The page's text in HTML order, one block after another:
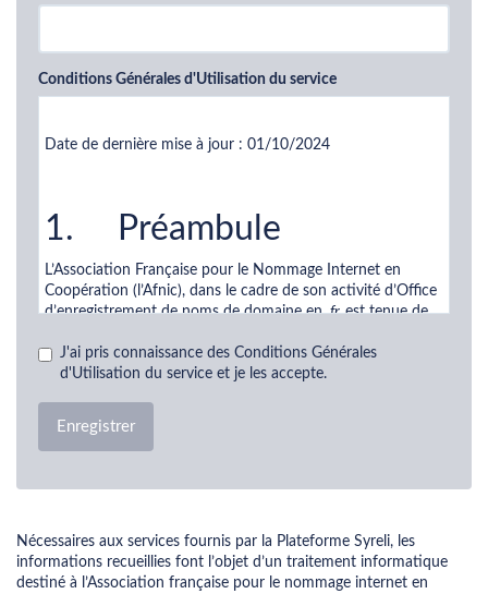
Conditions Générales d'Utilisation du service
Date de dernière mise à jour : 01/10/2024
1. Préambule
L’Association Française pour le Nommage Internet en
Coopération (l’Afnic), dans le cadre de son activité d’Office
d’enregistrement de noms de domaine en.fr,est tenue de
toute personne démontrant un intérêt à agir de lui
demander la suppression ou la transmission à son profit
électroniques.
obligation dans le cadre de la procédure alternative de
SYRELI, est une marque exploitée et protégée en France et
au sein de l’Union Européenne par l’Afnic, association loi
1901 inscrite au répertoire SIRENE sous le numéro
J'ai pris connaissance des Conditions Générales
d'Utilisation du service et je les accepte.
Enregistrer
Nécessaires aux services fournis par la Plateforme Syreli, les
informations recueillies font l’objet d’un traitement informatique
destiné à l’Association française pour le nommage internet en